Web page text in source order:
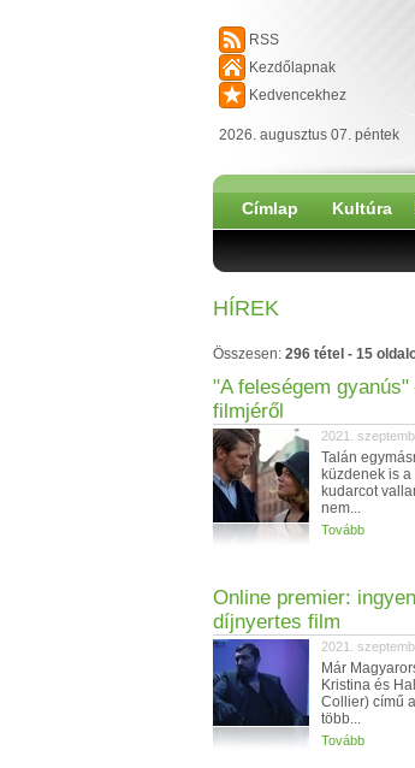
RSS
Kezdőlapnak
Kedvencekhez
2026. augusztus 07. péntek
Címlap Kultúra
HÍREK
Összesen: 296 tétel - 15
"A feleségem
filmjéről
2021.
Talán
küzdenek is
kudarcot
nem...
Tovább
Online premier:
díjnyertes film
2021.
Már
Kristina és
Collier) című
több...
Tovább